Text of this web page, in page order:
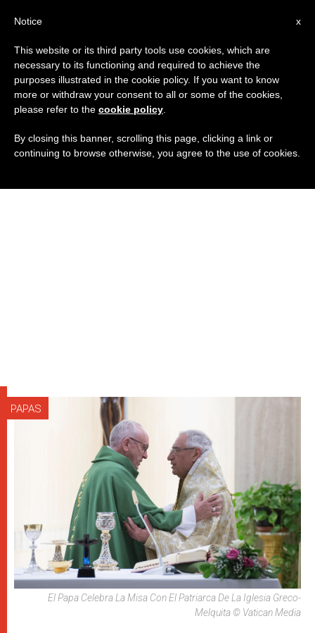
PAPAS
El Papa Celebra La Misa Con El Patriarca De La Iglesia Greco-
Melquita © Vatican Media
x
Notice
This website or its third party tools use cookies, which are
necessary to its functioning and required to achieve the
purposes illustrated in the cookie policy. If you want to know
more or withdraw your consent to all or some of the cookies,
please refer to the cookie policy
By closing this banner, scrolling this page, clicking a link or
continuing to browse otherwise, you agree to the use of cookies.